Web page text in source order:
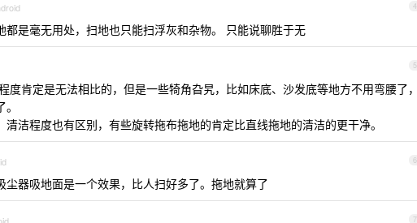
4
都是毫无用处，扫地也只能扫浮灰和杂物。 只能说聊胜于无
5
度肯定是无法相比的，但是一些犄角旮旯，比如床底、沙发底等地方不用弯腰了，
洁程度也有区别，有些旋转拖布拖地的肯定比直线拖地的清洁的更干净。
6
尘器吸地面是一个效果，比人扫好多了。拖地就算了
7